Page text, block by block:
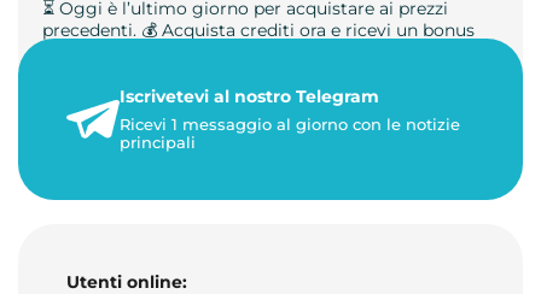
⏳ Oggi è l’ultimo giorno per acquistare ai prezzi
precedenti. 💰 Acquista crediti ora e ricevi un bonus
23 maggio 2026
1 minuto di lettura
Iscrivetevi al nostro Telegram
Ricevi 1 messaggio al giorno con le notizie
principali
Utenti online: